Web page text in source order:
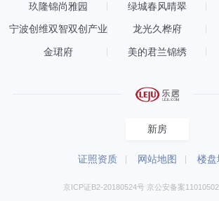
玖隆锦尚雅园 绿城春风晴翠
宁波创维双智双创产业
龙光久桦府
金珺府 美的君兰锦绣
新房
证照资质 网站地图 楼盘
京ICP证B2-20180524号 京公安备案